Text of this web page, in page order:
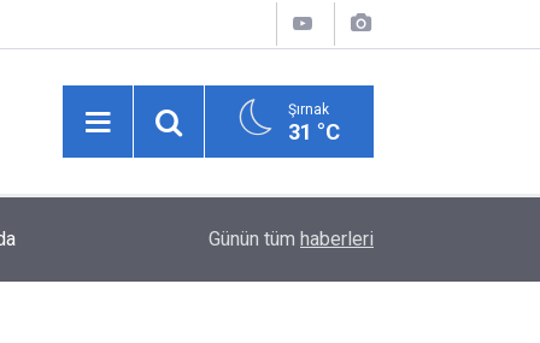
Şırnak
31 °C
Şırnak'ta yerel basına can suyu: 9 aylık
Günün tüm haberleri